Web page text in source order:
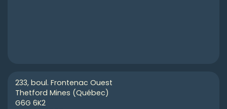
233, boul. Frontenac Ouest
Thetford Mines (Québec)
G6G 6K2